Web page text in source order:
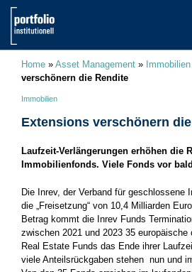
Home » Asset Management » Immobilien
verschönern die Rendite
Immobilien
Extensions verschönern
Laufzeit-Verlängerungen erhöhen die
Immobilienfonds. Viele Fonds vor
Die Inrev, der Verband für geschlossene
die „Freisetzung“ von 10,4 Milliarden
Betrag kommt die Inrev Funds
zwischen 2021 und 2023 35 europäische
Real Estate Funds das Ende ihrer
viele Anteilsrückgaben stehen nun und